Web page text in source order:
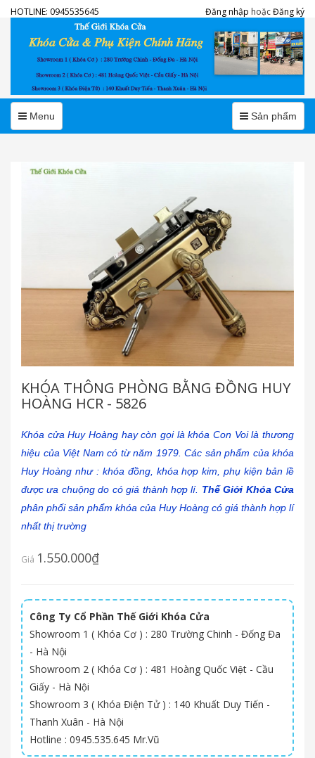
HOTLINE: 0945535645 Đăng nhập hoặcĐăng ký
MenuMenu MenuSản phẩm
KHÓA THÔNG PHÒNG BẰNG ĐỒNG HUY
HOÀNG HCR - 5826
Khóa cửa Huy Hoàng hay còn gọi là khóa Con Voi là thương
hiệu của Việt Nam có từ năm 1979. Các sản phẩm của khóa
Huy Hoàng như : khóa đồng, khóa hợp kim, phụ kiện bản lề
được ưa chuộng do có giá thành hợp lí. Thế Giới Khóa Cửa
phân phối sản phẩm khóa của Huy Hoàng có giá thành hợp lí
nhất thị trường
Giá 1.550.000₫
Công Ty Cổ Phần Thế Giới Khóa Cửa
Showroom 1 ( Khóa Cơ ) : 280 Trường Chinh - Đống Đa
- Hà Nội
Showroom 2 ( Khóa Cơ ) : 481 Hoàng Quốc Việt - Cầu
Giấy - Hà Nội
Showroom 3 ( Khóa Điện Tử ) : 140 Khuất Duy Tiến -
Thanh Xuân - Hà Nội
Hotline : 0945.535.645 Mr.Vũ